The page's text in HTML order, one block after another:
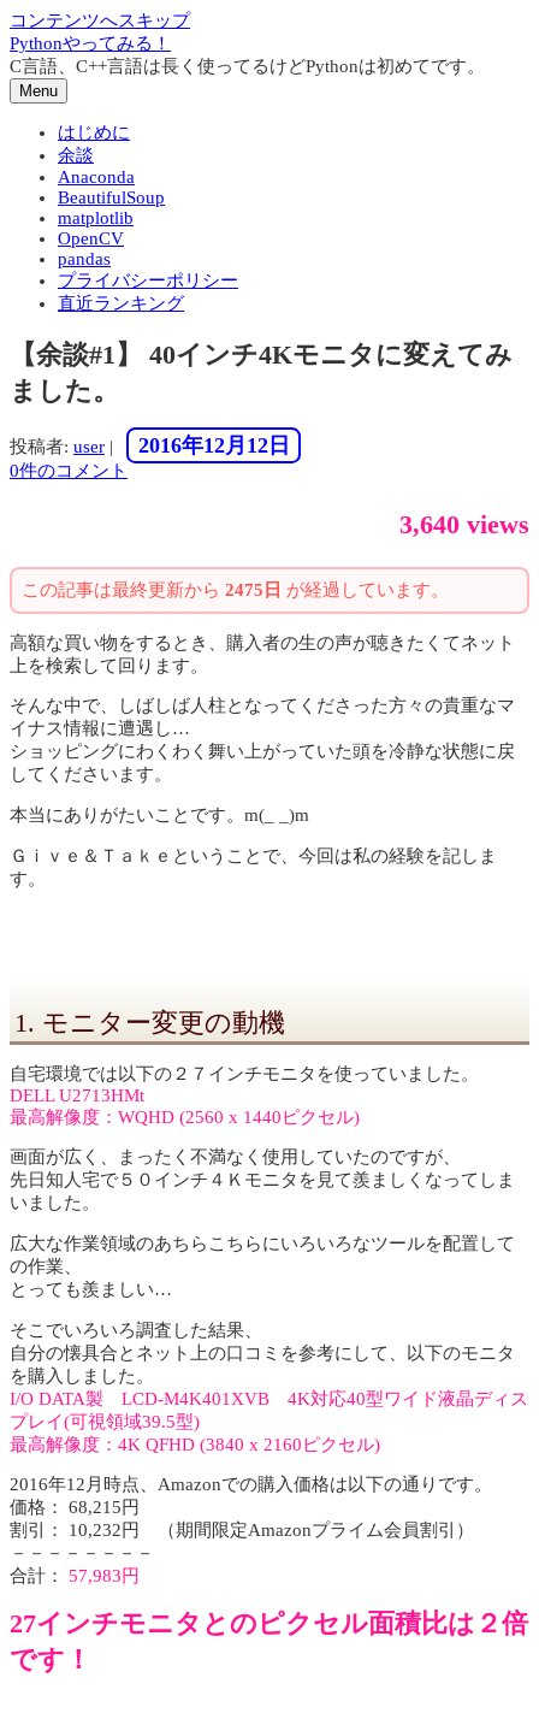
コンテンツへスキップ
Pythonやってみる！
C言語、C++言語は長く使ってるけどPythonは初めてです。
Menu
はじめに
余談
Anaconda
BeautifulSoup
matplotlib
OpenCV
pandas
プライバシーポリシー
直近ランキング
【余談#1】 40インチ4Kモニタに変えてみ
ました。
投稿者: user | 2016年12月12日
0件のコメント
3,640 views
この記事は最終更新から 2475日 が経過しています。
高額な買い物をするとき、購入者の生の声が聴きたくてネット
上を検索して回ります。
そんな中で、しばしば人柱となってくださった方々の貴重なマ
イナス情報に遭遇し…
ショッピングにわくわく舞い上がっていた頭を冷静な状態に戻
してくださいます。
本当にありがたいことです。m(_ _)m
Ｇｉｖｅ＆Ｔａｋｅということで、今回は私の経験を記しま
す。
1. モニター変更の動機
自宅環境では以下の２７インチモニタを使っていました。
DELL U2713HMt
最高解像度：WQHD (2560 x 1440ピクセル)
画面が広く、まったく不満なく使用していたのですが、
先日知人宅で５０インチ４Ｋモニタを見て羨ましくなってしま
いました。
広大な作業領域のあちらこちらにいろいろなツールを配置して
の作業、
とっても羨ましい…
そこでいろいろ調査した結果、
自分の懐具合とネット上の口コミを参考にして、以下のモニタ
を購入しました。
I/O DATA製 LCD-M4K401XVB 4K対応40型ワイド液晶ディス
プレイ(可視領域39.5型)
最高解像度：4K QFHD (3840 x 2160ピクセル)
2016年12月時点、Amazonでの購入価格は以下の通りです。
価格： 68,215円
割引： 10,232円 （期間限定Amazonプライム会員割引）
－－－－－－－－
合計： 57,983円
27インチモニタとのピクセル面積比は２倍
です！